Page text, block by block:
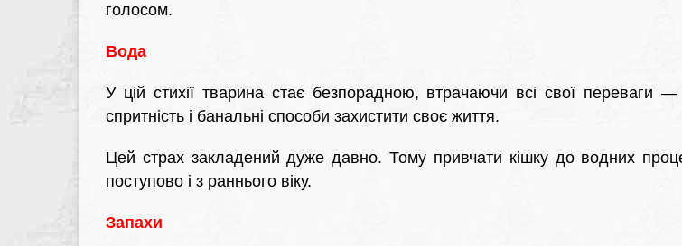
голосом.
Вода
У цій стихії тварина стає безпорадною, втрачаючи всі свої переваги —
спритність і банальні способи захистити своє життя.
Цей страх закладений дуже давно. Тому привчати кішку до водних
поступово і з раннього віку.
Запахи